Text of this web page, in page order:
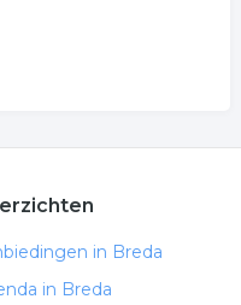
in Breda
in Breda